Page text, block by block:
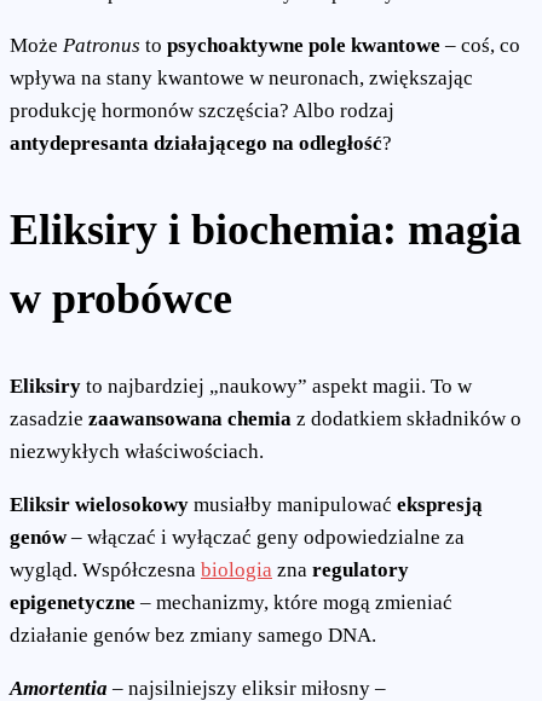
Może Patronus to psychoaktywne pole kwantowe – coś, co
wpływa na stany kwantowe w neuronach, zwiększając
produkcję hormonów szczęścia? Albo rodzaj
antydepresanta działającego na odległość?
Eliksiry i biochemia: magia
w probówce
Eliksiry to najbardziej „naukowy” aspekt magii. To w
zasadzie zaawansowana chemia z dodatkiem składników o
niezwykłych właściwościach.
Eliksir wielosokowy musiałby manipulować ekspresją
genów– włączać i wyłączać geny odpowiedzialne za
wygląd. Współczesna biologia zna regulatory
epigenetyczne – mechanizmy, które mogą zmieniać
działanie genów bez zmiany samego DNA.
Amortentia – najsilniejszy eliksir miłosny –